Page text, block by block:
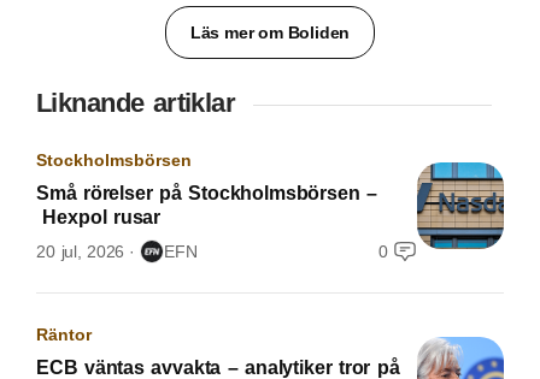
Läs mer om Boliden
Liknande artiklar
Stockholmsbörsen
Små rörelser på Stockholmsbörsen –
Hexpol rusar
20 jul, 2026 EFN 0
Räntor
ECB väntas avvakta – analytiker tror på